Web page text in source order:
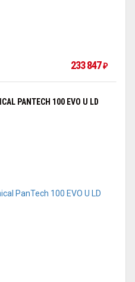
233 847 ₽
PANTECH 100 EVO U LD